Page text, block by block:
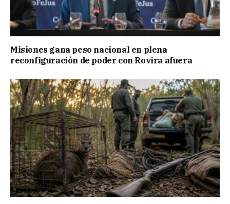
Misiones gana peso nacional en plena
reconfiguración de poder con Rovira afuera